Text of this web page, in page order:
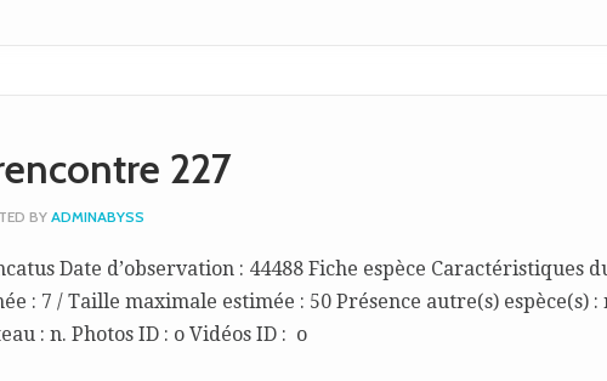
227
BY ADMINABYSS
Date d’observation : 44488 Fiche espèce Caractéristiques
: 7 / Taille maximale estimée : 50 Présence autre(s) espèce(s) :
: n. Photos ID : o Vidéos ID : o